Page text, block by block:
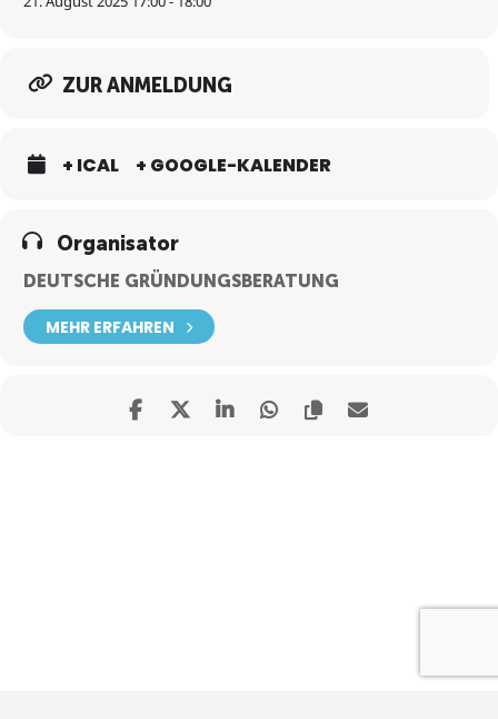
ZUR ANMELDUNG
+ ICAL + GOOGLE-KALENDER
Organisator
DEUTSCHE GRÜNDUNGSBERATUNG
MEHR ERFAHREN